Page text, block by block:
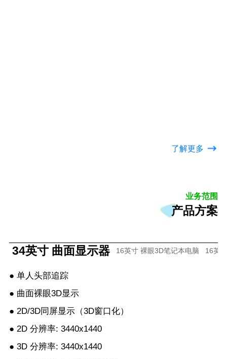
了解更多
业务范围
产品方案
34英寸 曲面显示器 16英寸 裸眼3D笔记本电脑 16英
● 单人头部追踪
● 曲面裸眼3D显示
● 2D/3D同屏显示（3D窗口化）
● 2D 分辨率: 3440x1440
● 3D 分辨率: 3440x1440